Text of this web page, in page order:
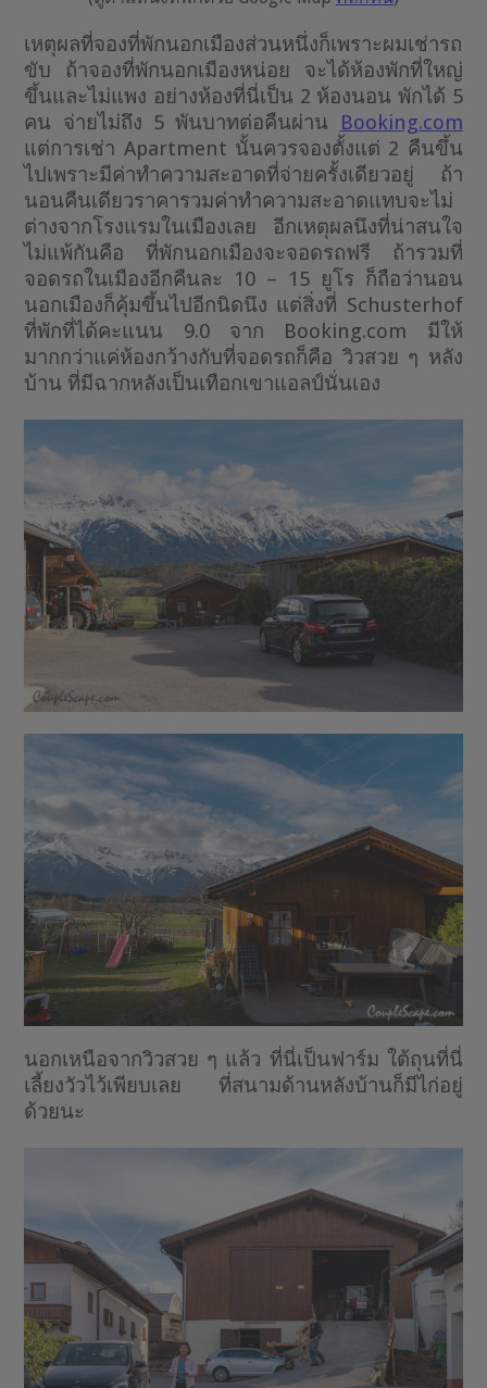
เหตุผลที่จองที่พักนอกเมืองส่วนหนึ่งก็เพราะผมเช่ารถ
ขับ ถ้าจองที่พักนอกเมืองหน่อย จะได้ห้องพักที่ใหญ่
ขึ้นและไม่แพง อย่างห้องที่นี่เป็น 2 ห้องนอน พักได้ 5
คน จ่ายไม่ถึง 5 พันบาทต่อคืนผ่าน
Booking.com
แต่การเช่า Apartment นั้นควรจองตั้งแต่ 2 คืนขึ้น
ไปเพราะมีค่าทำความสะอาดที่จ่ายครั้งเดียวอยู่ ถ้า
นอนคืนเดียวราคารวมค่าทำความสะอาดแทบจะไม่
ต่างจากโรงแรมในเมืองเลย อีกเหตุผลนึงที่น่าสนใจ
ไม่แพ้กันคือ ที่พักนอกเมืองจะจอดรถฟรี ถ้ารวมที่
จอดรถในเมืองอีกคืนละ 10 – 15 ยูโร ก็ถือว่านอน
นอกเมืองก็คุ้มขึ้นไปอีกนิดนึง แต่สิ่งที่ Schusterhof
ที่พักที่ได้คะแนน 9.0 จาก Booking.com มีให้
มากกว่าแค่ห้องกว้างกับที่จอดรถก็คือ วิวสวย ๆ หลัง
บ้าน ที่มีฉากหลังเป็นเทือกเขาแอลป์นั่นเอง
นอกเหนือจากวิวสวย ๆ แล้ว ที่นี่เป็นฟาร์ม ใต้ถุนที่นี่
เลี้ยงวัวไว้เพียบเลย ที่สนามด้านหลังบ้านก็มีไก่อยู่
ด้วยนะ